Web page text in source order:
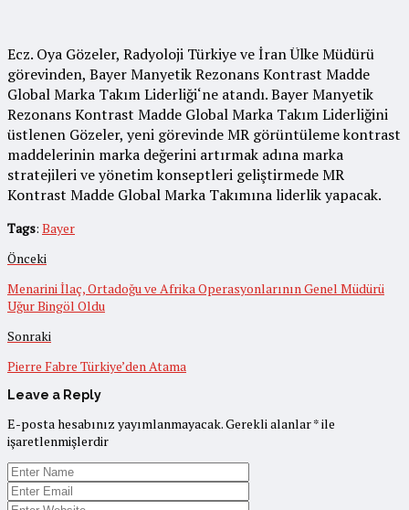
Ecz. Oya Gözeler, Radyoloji Türkiye ve İran Ülke Müdürü
görevinden, Bayer Manyetik Rezonans Kontrast Madde
Global Marka Takım Liderliği‘ne atandı. Bayer Manyetik
Rezonans Kontrast Madde Global Marka Takım Liderliğini
üstlenen Gözeler, yeni görevinde MR görüntüleme kontrast
maddelerinin marka değerini artırmak adına marka
stratejileri ve yönetim konseptleri geliştirmede MR
Kontrast Madde Global Marka Takımına liderlik yapacak.
Tags: Bayer
Önceki
Menarini İlaç, Ortadoğu ve Afrika Operasyonlarının Genel Müdürü
Uğur Bingöl Oldu
Sonraki
Pierre Fabre Türkiye’den Atama
Leave a Reply
E-posta hesabınız yayımlanmayacak.Gerekli alanlar*ile
işaretlenmişlerdir